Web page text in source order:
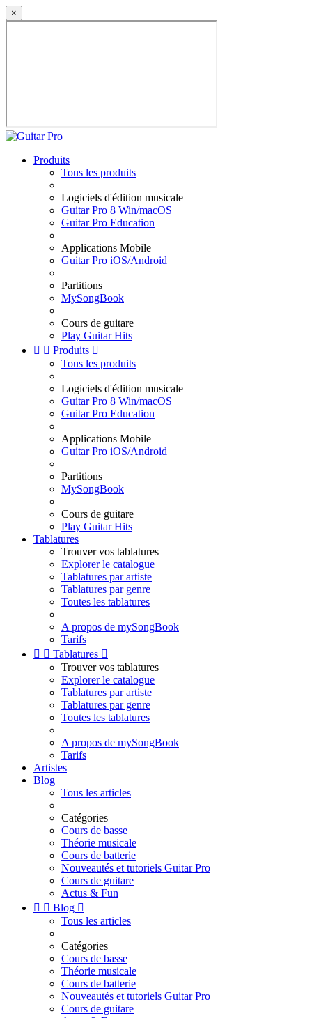
×
Produits
Tous les produits
Logiciels d'édition musicale
Guitar Pro 8 Win/macOS
Guitar Pro Education
Applications Mobile
Guitar Pro iOS/Android
Partitions
MySongBook
Cours de guitare
Play Guitar Hits
  Produits 
Tous les produits
Logiciels d'édition musicale
Guitar Pro 8 Win/macOS
Guitar Pro Education
Applications Mobile
Guitar Pro iOS/Android
Partitions
MySongBook
Cours de guitare
Play Guitar Hits
Tablatures
Trouver vos tablatures
Explorer le catalogue
Tablatures par artiste
Tablatures par genre
Toutes les tablatures
A propos de mySongBook
Tarifs
  Tablatures 
Trouver vos tablatures
Explorer le catalogue
Tablatures par artiste
Tablatures par genre
Toutes les tablatures
A propos de mySongBook
Tarifs
Artistes
Blog
Tous les articles
Catégories
Cours de basse
Théorie musicale
Cours de batterie
Nouveautés et tutoriels Guitar Pro
Cours de guitare
Actus & Fun
  Blog 
Tous les articles
Catégories
Cours de basse
Théorie musicale
Cours de batterie
Nouveautés et tutoriels Guitar Pro
Cours de guitare